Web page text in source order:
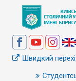
Швидкий